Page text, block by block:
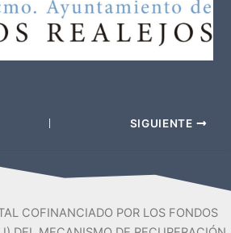
SIGUIENTE
COFINANCIADO POR LOS FONDOS